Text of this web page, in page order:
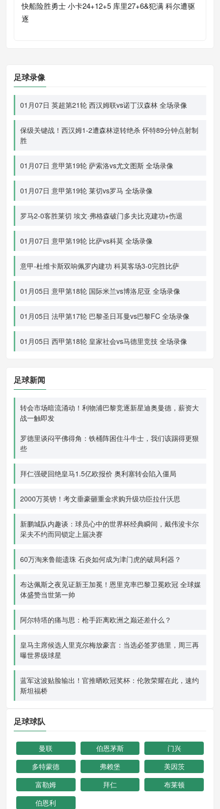
快船险胜勇士 小卡24+12+5 库里27+6&犯满 科尔遭驱
逐
足球录像
01月07日 英超第21轮 西汉姆联vs诺丁汉森林 全场录像
保级关键战！西汉姆1-2遭森林逆转绝杀 怀特89分钟点射制
胜
01月07日 意甲第19轮 萨索洛vs尤文图斯 全场录像
01月07日 意甲第19轮 莱切vs罗马 全场录像
罗马2-0客胜莱切 埃文·弗格森破门多夫比克建功+伤退
01月07日 意甲第19轮 比萨vs科莫 全场录像
意甲-杜维卡斯双响佩罗内建功 科莫客场3-0完胜比萨
01月05日 意甲第18轮 国际米兰vs博洛尼亚 全场录像
01月05日 法甲第17轮 巴黎圣日耳曼vs巴黎FC 全场录像
01月05日 西甲第18轮 皇家社会vs马德里竞技 全场录像
足球新闻
转会市场暗流涌动！利物浦巴黎竞逐新星迪奥曼德，薪资大
战一触即发
罗德里谈闷平佛得角：铁桶阵困住斗牛士，我们该踢得更狠
些
拜仁强硬回绝皇马1.5亿欧报价 奥利塞转会陷入僵局
2000万英镑！考文垂豪砸重金求购升级功臣拉什沃思
新鹏城队内趣谈：球员心中的世界杯经典瞬间，戴伟浚卡尔
采夫不约而同锁定上届决赛
60万淘来鲁能遗珠 石炎如何成为津门虎的破局利器？
布达佩斯之夜见证新王加冕！恩里克率巴黎卫冕欧冠 全球媒
体盛赞当世第一帅
阿尔特塔的痛与思：枪手距离欧洲之巅还差什么？
皇马主席候选人里克尔梅放豪言：当选必签罗德里，周三再
曝世界级球星
蓝军这波贴脸输出！官推晒欧冠奖杯：伦敦荣耀在此，速约
斯坦福桥
足球球队
曼联 伯恩茅斯
门兴
多特蒙德
弗赖堡
美因茨
富勒姆
拜仁
布莱顿
伯恩利